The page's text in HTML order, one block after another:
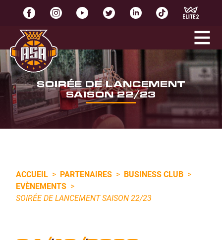
SOIRÉE DE LANCEMENT
SAISON 22/23
ACCUEIL > PARTENAIRES > BUSINESS CLUB >
EVÈNEMENTS >
SOIRÉE DE LANCEMENT SAISON 22/23